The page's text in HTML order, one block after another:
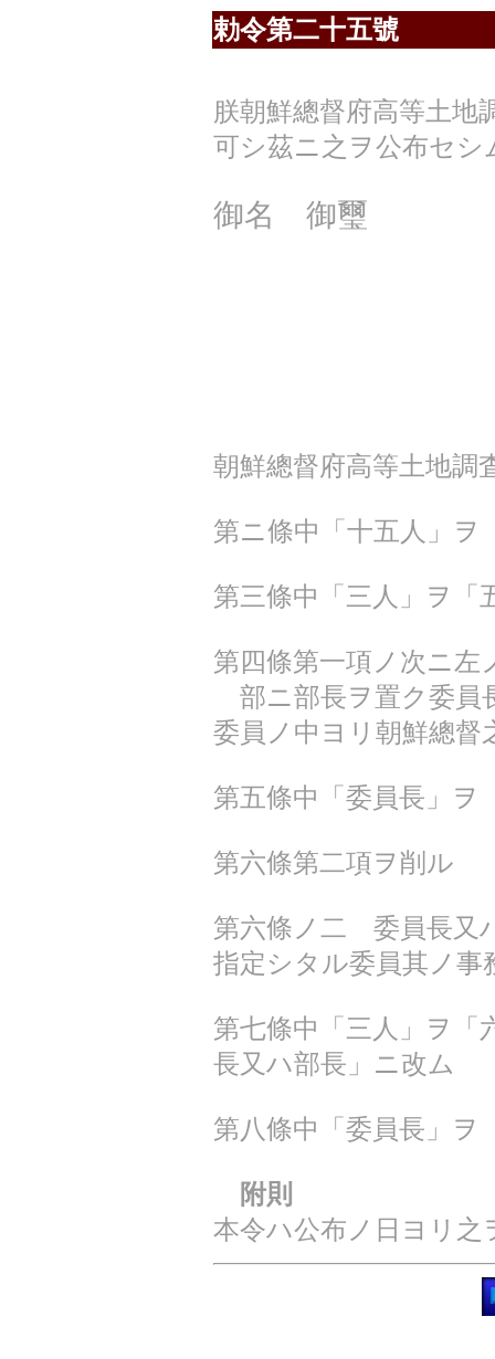
勅令第二十五號
朕朝鮮總督府高等土地
可シ茲ニ之ヲ公布セシ
御名 御璽
朝鮮總督府高等土地調
第ニ條中「十五人」ヲ
第三條中「三人」ヲ「
第四條第一項ノ次ニ左
部ニ部長ヲ置ク委員
委員ノ中ヨリ朝鮮總督
第五條中「委員長」ヲ
第六條第二項ヲ削ル
第六條ノ二 委員長又
指定シタル委員其ノ事
第七條中「三人」ヲ「
長又ハ部長」ニ改ム
第八條中「委員長」ヲ
附則
本令ハ公布ノ日ヨリ之